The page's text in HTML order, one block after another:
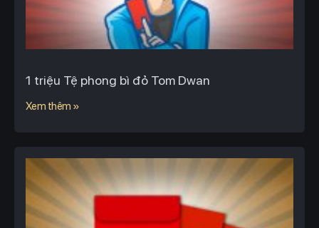
1 triệu Tệ phong bì đỏ Tom Dwan
Xem thêm »